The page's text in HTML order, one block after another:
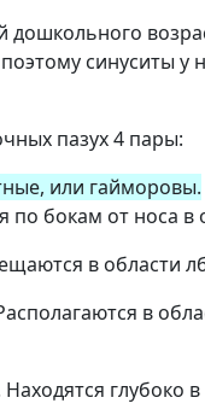
дошкольного
синуситы у
пазух 4 пары:
или гайморовы.
по бокам от носа в
в области
в
Находятся глубоко